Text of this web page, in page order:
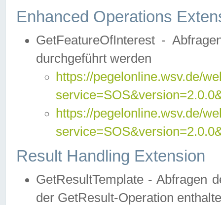
Enhanced Operations
GetFeatureOfInterest -
durchgeführt werden
https://pegelonline.wsv.de/
https://pegelonline.wsv.de/
Result Handling Extension
GetResultTemplate - Abfragen
der GetResult-Operation